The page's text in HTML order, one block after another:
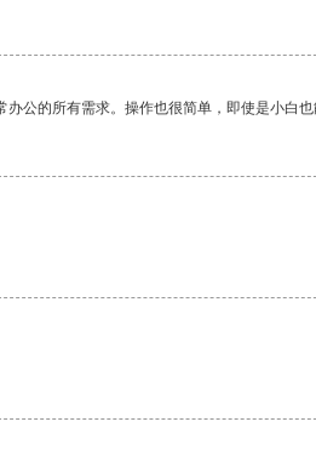
公的所有需求。操作也很简单，即使是小白也